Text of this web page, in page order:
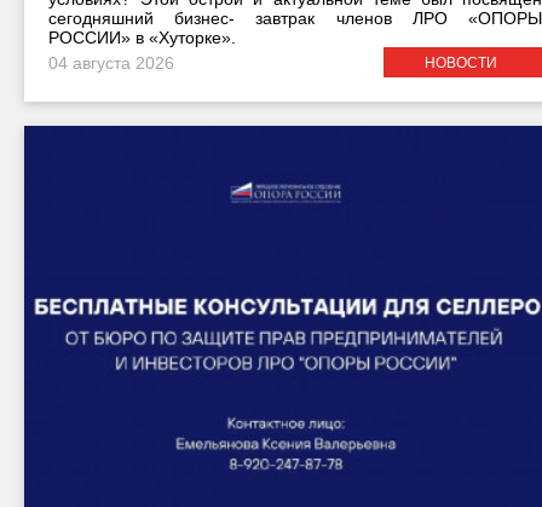
сегодняшний бизнес- завтрак членов ЛРО «ОПОРЫ
РОССИИ» в «Хуторке».
04 августа 2026 НОВОСТИ